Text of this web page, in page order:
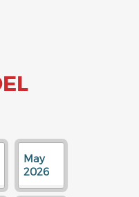
May
2026